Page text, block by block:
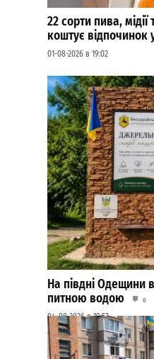
22 сорти пива,
коштує відпочинок
01-08-2026 в 19:02
На півдні Одещини
питною водою
0
04-08-2026 в 19:52
ВИБІР РЕДАКЦІЇ